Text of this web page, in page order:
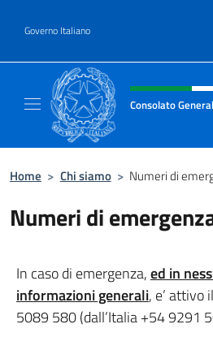
Governo Italiano
Intestazione sito,
Consolato
Home > Chi siamo > Numeri di
Numeri di
In caso di emergenza,ed in
informazioni generali, e’ attivo
5089 580 (dall’Italia +54 9291